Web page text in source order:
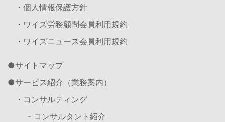
・個人情報保護方針
・ワイズ労務顧問会員利用規約
・ワイズニュース会員利用規約
サイトマップ
サービス紹介（業務案内）
・コンサルティング
- コンサルタント紹介